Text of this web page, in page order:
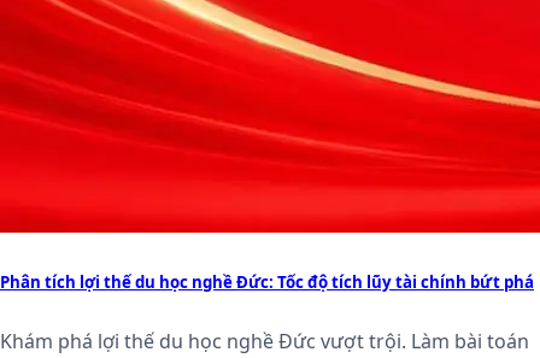
Phân tích lợi thế du học nghề Đức: Tốc độ tích lũy tài chính bứt phá
Khám phá lợi thế du học nghề Đức vượt trội. Làm bài toán